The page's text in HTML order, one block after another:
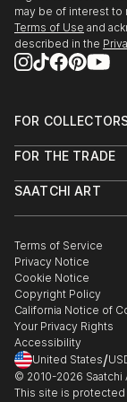
dipendenti
dall’esperienza,
una qualche
possibilità in
permanente,
Cristina Petrelli
Damprize ,
Sovversi ,
c'è certezza,
2013
READ MORE
may be of interest to
Terms of Use and
described in the
FOR
Help Center
Commissions
Gift Card
FOR THE TRADE
Trade Program
Healthcare
Multi Family &
Contact Art
SAATCHI ART
The Other Art Fair
Sell on Saatchi Art
Affiliate Program
Careers
Contact Support
Terms of Service
Privacy Notice
Cookie Notice
Copyright Policy
California Notice of
Your Privacy Rights
Accessibility
United States/
© 2010-2026
This site is protected